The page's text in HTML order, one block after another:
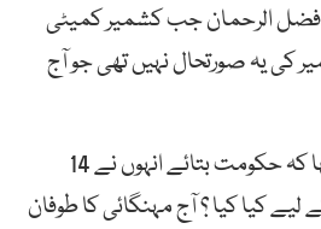
فضل الرحمان جب کشمیر کمیٹی
کی یہ صورتحال نہیں تھی جو آج
رہنما جے یو آئی ف نے کہا کہ حکومت بتائے انہوں نے 14
کیا کیا ؟ آج مہنگائی کا طوفان